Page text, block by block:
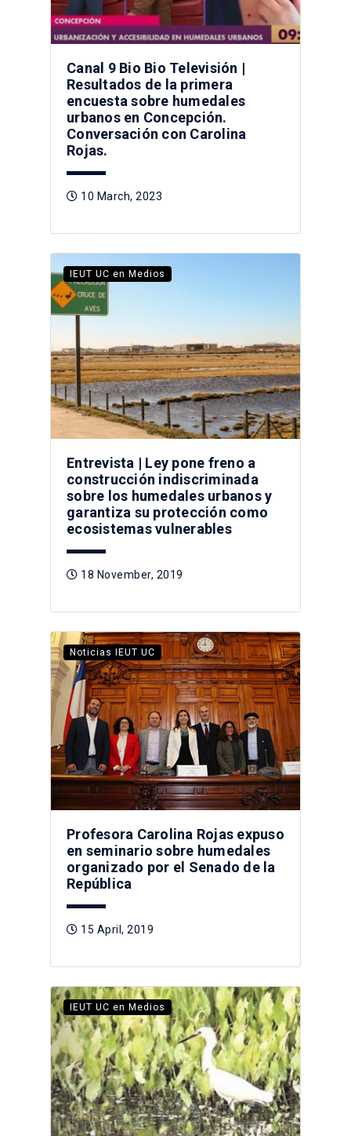
Canal 9 Bio Bio Televisión |
Resultados de la primera
encuesta sobre humedales
urbanos en Concepción.
Conversación con Carolina
Rojas.
10 March, 2023
IEUT UC en Medios
Entrevista | Ley pone freno a
construcción indiscriminada
sobre los humedales urbanos y
garantiza su protección como
ecosistemas vulnerables
18 November, 2019
Noticias IEUT UC
Profesora Carolina Rojas expuso
en seminario sobre humedales
organizado por el Senado de la
República
15 April, 2019
IEUT UC en Medios